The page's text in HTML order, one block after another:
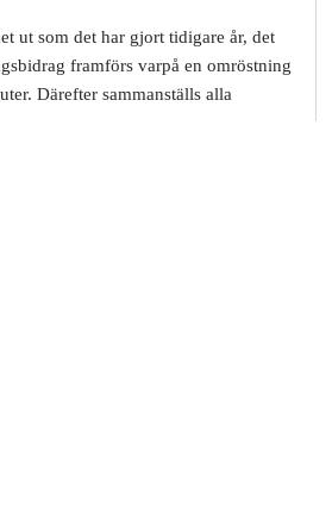
ut som det har gjort tidigare år, det
framförs varpå en omröstning
Därefter sammanställs alla